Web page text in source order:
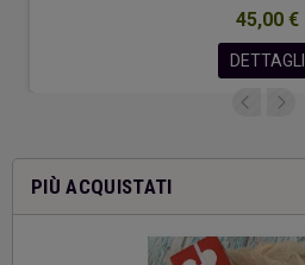
PIÙ ACQUISTATI
45,00 €
DETTAGLI